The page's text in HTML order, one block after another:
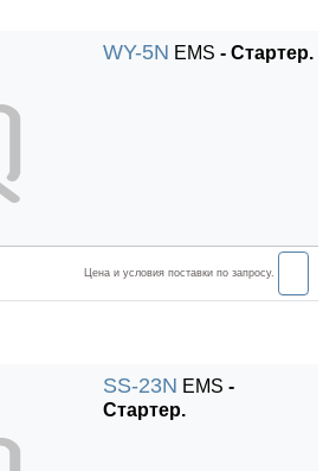
WY-5N EMS - Стартер.
Цена и условия поставки по запросу.
SS-23N EMS -
Стартер.